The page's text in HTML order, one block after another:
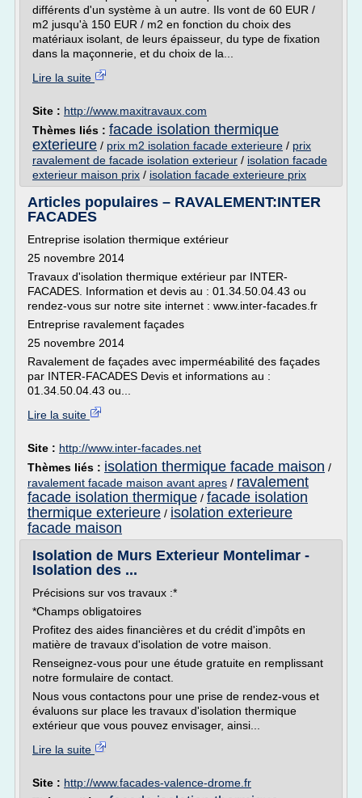
différents d'un système à un autre. Ils vont de 60 EUR /
m2 jusqu'à 150 EUR / m2 en fonction du choix des
matériaux isolant, de leurs épaisseur, du type de fixation
dans la maçonnerie, et du choix de la...
Lire la suite
Site : http://www.maxitravaux.com
Thèmes liés : facade isolation thermique
exterieure / prix m2 isolation facade exterieure / prix
ravalement de facade isolation exterieur / isolation facade
exterieur maison prix / isolation facade exterieure prix
Articles populaires – RAVALEMENT:INTER
FACADES
Entreprise isolation thermique extérieur
25 novembre 2014
Travaux d'isolation thermique extérieur par INTER-
FACADES. Information et devis au : 01.34.50.04.43 ou
rendez-vous sur notre site internet : www.inter-facades.fr
Entreprise ravalement façades
25 novembre 2014
Ravalement de façades avec imperméabilité des façades
par INTER-FACADES Devis et informations au :
01.34.50.04.43 ou...
Lire la suite
Site : http://www.inter-facades.net
Thèmes liés : isolation thermique facade maison /
ravalement facade maison avant apres / ravalement
facade isolation thermique / facade isolation
thermique exterieure / isolation exterieure
facade maison
Isolation de Murs Exterieur Montelimar -
Isolation des ...
Précisions sur vos travaux :*
*Champs obligatoires
Profitez des aides financières et du crédit d'impôts en
matière de travaux d'isolation de votre maison.
Renseignez-vous pour une étude gratuite en remplissant
notre formulaire de contact.
Nous vous contactons pour une prise de rendez-vous et
évaluons sur place les travaux d'isolation thermique
extérieur que vous pouvez envisager, ainsi...
Lire la suite
Site : http://www.facades-valence-drome.fr